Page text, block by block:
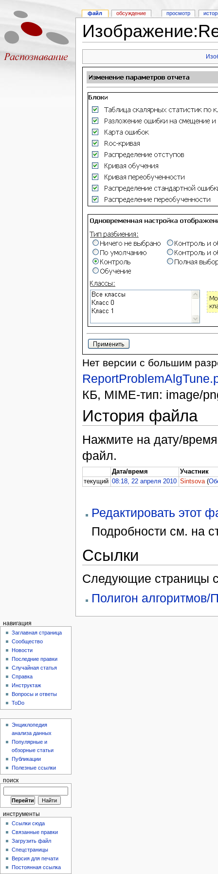
Нет версии с большим
КБ, MIME-тип: image/
История файла
Нажмите на дату/
файл.
Дата/время
Участник
текущий 08:18, 22 апреля 2010 Sintsova(
Редактировать этот
Подробности см. на
Ссылки
Следующие страницы
Полигон алгоритмов/
файл обсуждение просмотр
навигация
Заглавная страница
Сообщество
Новости
Последние правки
Случайная статья
Справка
Инструктаж
Вопросы и ответы
ToDo
Энциклопедия
анализа данных
Популярные и
обзорные статьи
Публикации
Полезные ссылки
поиск
инструменты
Ссылки сюда
Связанные правки
Загрузить файл
Спецстраницы
Версия для печати
Постоянная ссылка